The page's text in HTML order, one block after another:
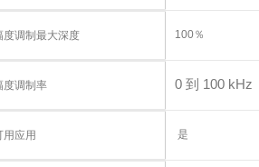
度调制最大深度 100％
度调制率 0 到 100 kHz
用应用 是